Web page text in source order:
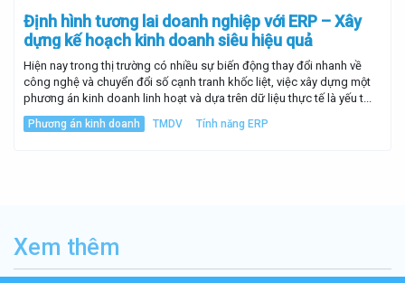
Định hình tương lai doanh nghiệp với ERP – Xây
dựng kế hoạch kinh doanh siêu hiệu quả
Hiện nay trong thị trường có nhiều sự biến động thay đổi nhanh về
công nghệ và chuyển đổi số cạnh tranh khốc liệt, việc xây dựng một
phương án kinh doanh linh hoạt và dựa trên dữ liệu thực tế là yếu t...
Phương án kinh doanh TMDV Tính năng ERP
Xem thêm